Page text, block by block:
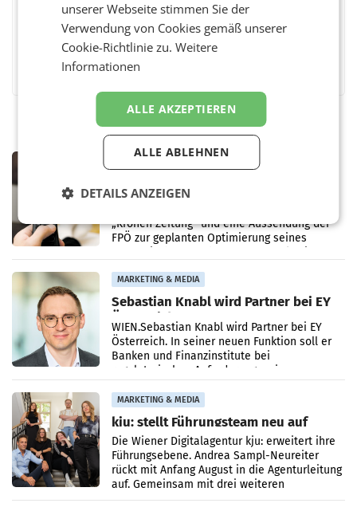
FacebookTwitterMessengerWhatsAppLinkedInXING
MARKETING & MEDIA
von TV- und Radioempfang zurück
„Kronen Zeitung“ und eine Aussendung der
FPÖ zur geplanten Optimierung seines
MARKETING & MEDIA
Sebastian Knabl wird Partner bei EY
Österreich
WIEN.Sebastian Knabl wird Partner bei EY
Österreich. In seiner neuen Funktion soll er
Banken und Finanzinstitute bei
regulatorischen Anforderungen, im
Risikomanagement und bei
Transformationsprojekten
MARKETING & MEDIA
kju: stellt Führungsteam neu auf
Die Wiener Digitalagentur kju: erweitert ihre
Führungsebene. Andrea Sampl-Neureiter
rückt mit Anfang August in die Agenturleitung
auf. Gemeinsam mit drei weiteren
Neubesetzungen entsteht
unserer Webseite stimmen Sie der
Verwendung von Cookies gemäß unserer
Cookie-Richtlinie zu.Weitere
Informationen
ALLE AKZEPTIEREN
ALLE ABLEHNEN
DETAILS ANZEIGEN